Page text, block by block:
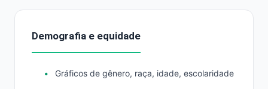
Demografia e equidade
Gráficos de gênero, raça, idade, escolaridade